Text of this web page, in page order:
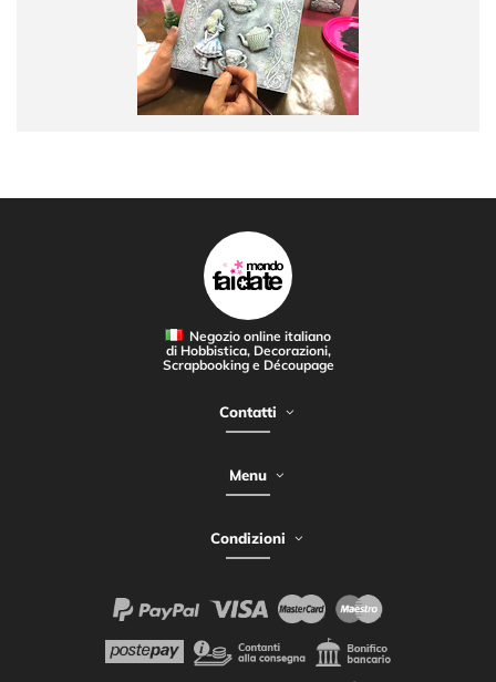
Negozio online italiano
di Hobbistica, Decorazioni,
Scrapbooking e Découpage
Contatti
Menu
Condizioni